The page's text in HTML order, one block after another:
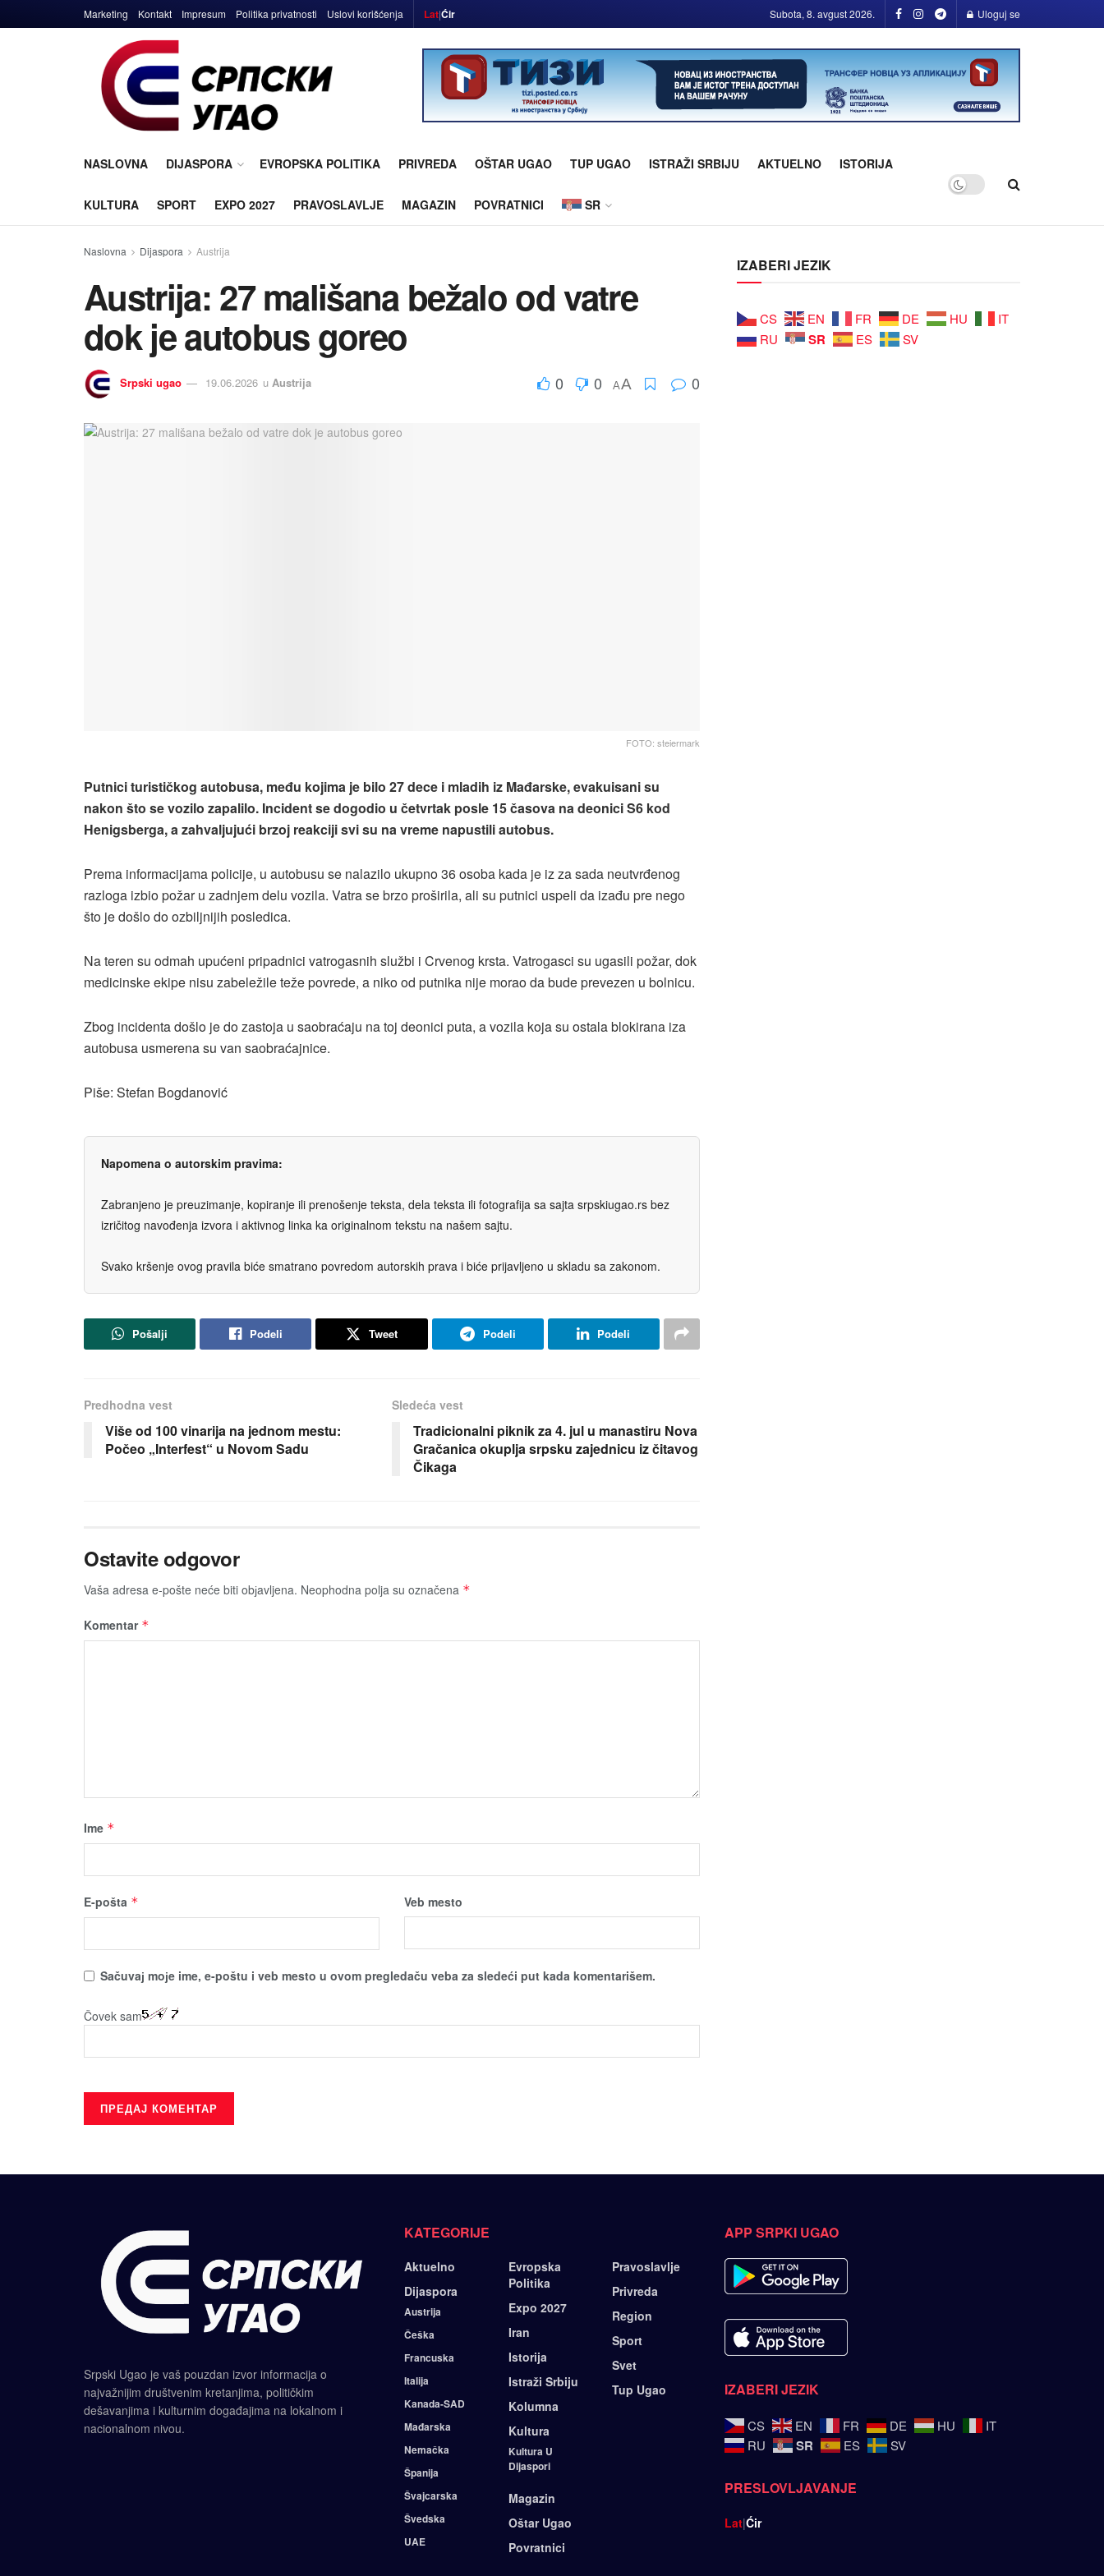
Marketing Kontakt Impresum Politika privatnosti Uslovi korišćenja Lat|Ćir Subota, 8. avgust 2026. Uloguj se
NASLOVNA DIJASPORA EVROPSKA POLITIKA PRIVREDA OŠTAR UGAO TUP UGAO ISTRAŽI SRBIJU AKTUELNO ISTORIJA
KULTURA SPORT EXPO 2027 PRAVOSLAVLJE MAGAZIN POVRATNICI SR
Naslovna Dijaspora Austrija
Austrija: 27 mališana bežalo od vatre
dok je autobus goreo
Srpski ugao 19.06.2026 u Austrija 0 0 AA 0
FOTO: steiermark
Putnici turističkog autobusa, među kojima je bilo 27 dece i mladih iz Mađarske, evakuisani su
nakon što se vozilo zapalilo. Incident se dogodio u četvrtak posle 15 časova na deonici S6 kod
Henigsberga, a zahvaljujući brzoj reakciji svi su na vreme napustili autobus.
Prema informacijama policije, u autobusu se nalazilo ukupno 36 osoba kada je iz za sada neutvrđenog
razloga izbio požar u zadnjem delu vozila. Vatra se brzo proširila, ali su putnici uspeli da izađu pre nego
što je došlo do ozbiljnijih posledica.
Na teren su odmah upućeni pripadnici vatrogasnih službi i Crvenog krsta. Vatrogasci su ugasili požar, dok
medicinske ekipe nisu zabeležile teže povrede, a niko od putnika nije morao da bude prevezen u bolnicu.
Zbog incidenta došlo je do zastoja u saobraćaju na toj deonici puta, a vozila koja su ostala blokirana iza
autobusa usmerena su van saobraćajnice.
Piše: Stefan Bogdanović
Napomena o autorskim pravima:
Zabranjeno je preuzimanje, kopiranje ili prenošenje teksta, dela teksta ili fotografija sa sajta srpskiugao.rs bez
izričitog navođenja izvora i aktivnog linka ka originalnom tekstu na našem sajtu.
Svako kršenje ovog pravila biće smatrano povredom autorskih prava i biće prijavljeno u skladu sa zakonom.
Pošalji Podeli Tweet Podeli Podeli
Predhodna vest
Više od 100 vinarija na jednom mestu:
Počeo „Interfest“ u Novom Sadu
Sledeća vest
Tradicionalni piknik za 4. jul u manastiru Nova
Gračanica okuplja srpsku zajednicu iz čitavog
Čikaga
Ostavite odgovor
Vaša adresa e-pošte neće biti obјavljena. Neophodna polja su označena *
Komentar *
Ime *
E-pošta * Veb mesto
Sačuvaј moјe ime, e-poštu i veb mesto u ovom pregledaču veba za sledeći put kada komentarišem.
Čovek sam
IZABERI JEZIK
CS EN FR DE HU
IT
RU
SR ES SV
Srpski Ugao je vaš pouzdan izvor informacija o
najvažnijim društvenim kretanjima, političkim
dešavanjima i kulturnim događajima na lokalnom i
nacionalnom nivou.
KATEGORIJE
Aktuelno
Dijaspora
Austrija
Češka
Francuska
Italija
Kanada-SAD
Mađarska
Nemačka
Španija
Švajcarska
Švedska
UAE
Evropska
Politika
Expo 2027
Iran
Istorija
Istraži Srbiju
Kolumna
Kultura
Kultura U
Dijaspori
Magazin
Oštar Ugao
Povratnici
Pravoslavlje
Privreda
Region
Sport
Svet
Tup Ugao
APP SRPKI UGAO
IZABERI JEZIK
CS EN FR DE HU
IT
RU
SR ES SV
PRESLOVLJAVANJE
Lat|Ćir